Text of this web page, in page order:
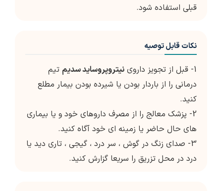
قبلی استفاده شود.
نکات قابل توصیه
1- قبل از تجویز داروی نیتروپروساید سدیم تیم
درمانی را از باردار بودن یا شیرده بودن بیمار مطلع
کنید.
2- پزشک معالج را از مصرف داروهای خود و یا بیماری
های حال حاضر یا زمینه ای خود آگاه کنید.
3- صدای زنگ در گوش ، سر درد ، گیجی ، تاری دید یا
درد در محل تزریق را سریعا گزارش کنید.